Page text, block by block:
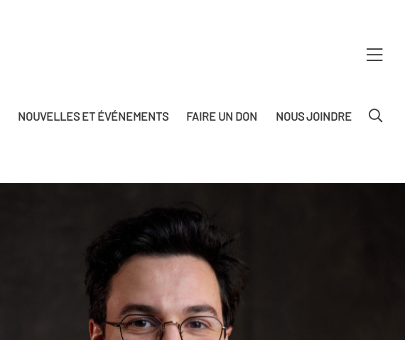
NOUVELLES ET ÉVÉNEMENTS FAIRE UN DON NOUS JOINDRE